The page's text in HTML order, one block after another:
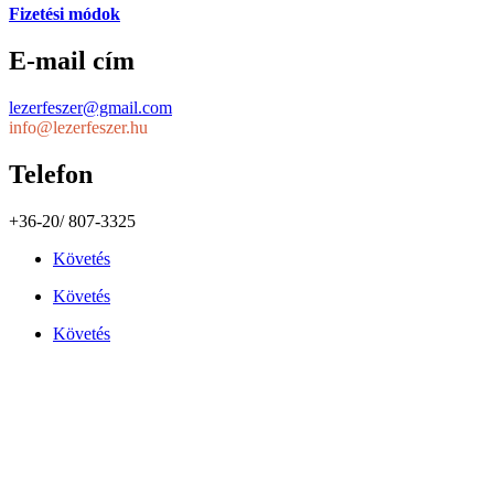
Fizetési módok
E-mail cím
lezerfeszer@gmail.com
info@lezerfeszer.hu
Telefon
+36-20/ 807-3325
Követés
Követés
Követés